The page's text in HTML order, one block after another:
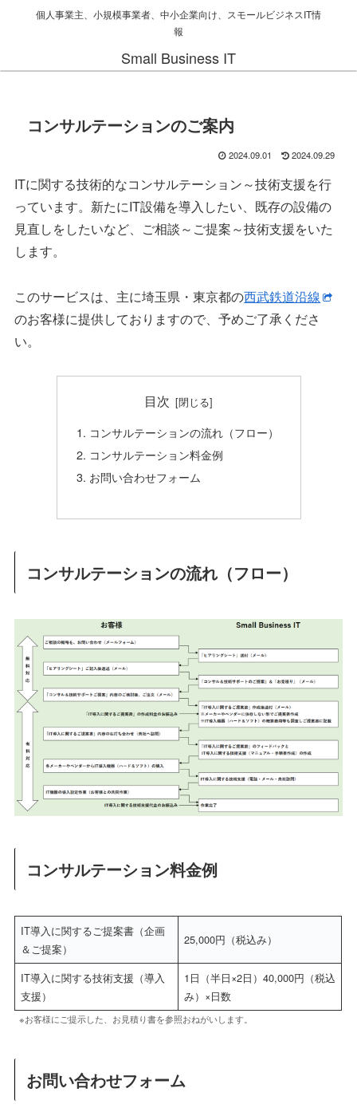
個人事業主、小規模事業者、中小企業向け、スモールビジネスIT情
報
Small Business IT
コンサルテーションのご案内
2024.09.01 2024.09.29
ITに関する技術的なコンサルテーション～技術支援を行
っています。新たにIT設備を導入したい、既存の設備の
見直しをしたいなど、ご相談～ご提案～技術支援をいた
します。
このサービスは、主に埼玉県・東京都の西武鉄道沿線
のお客様に提供しておりますので、予めご了承くださ
い。
目次
コンサルテーションの流れ（フロー）
コンサルテーション料金例
お問い合わせフォーム
コンサルテーションの流れ（フロー）
コンサルテーション料金例
IT導入に関するご提案書（企画
＆ご提案）
25,000円（税込み）
IT導入に関する技術支援（導入
支援）
1日（半日×2日）40,000円（税込
み）×日数
※お客様にご提示した、お見積り書を参照おねがいします。
お問い合わせフォーム